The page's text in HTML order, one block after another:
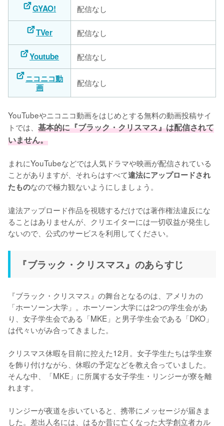
GYAO! 配信なし
TVer 配信なし
Youtube
配信なし
ニコニコ動
画
配信なし
YouTubeやニコニコ動画をはじめとする無料の動画投稿サイ
トでは、 基本的に『ブラック・クリスマス』は配信されて
いません。
まれにYouTubeなどでは人気ドラマや映画が配信されている
ことがありますが、それらはすべて違法にアップロードされ
たものなので極力観ないようにしましょう。
違法アップロード作品を視聴するだけでは著作権法違反にな
ることはありませんが、クリエイターには一切収益が発生し
ないので、公式のサービスを利用してください。
『ブラック・クリスマス』のあらすじ
『ブラック・クリスマス』の舞台となるのは、アメリカの
「ホーソーン大学」。ホーソーン大学には2つの学生会があ
り、女子学生会である「MKE」と男子学生会である「DKO」
は代々いがみ合ってきました。
クリスマス休暇を目前に控えた12月。女子学生たちは学生寮
を飾り付けながら、休暇の予定などを教え合っていました。
そんな中、「MKE」に所属する女子学生・リンジーが寮を離
れます。
リンジーが夜道を歩いていると、携帯にメッセージが届きま
した。差出人名には、はるか昔に亡くなった大学創立者カル